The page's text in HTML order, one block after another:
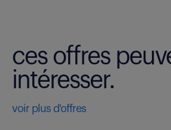
ces offres
intéresser.
voir plus d'offres